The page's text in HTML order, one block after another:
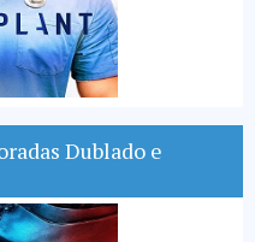
Dublado e